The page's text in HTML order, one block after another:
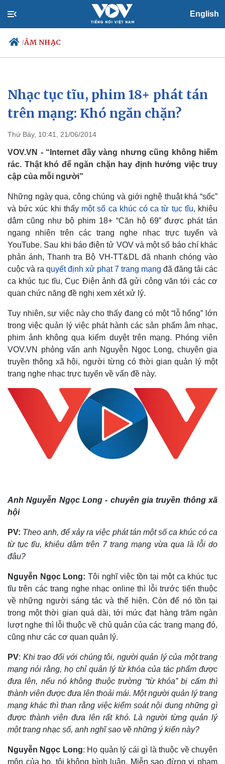
English
/ÂM NHẠC
Chính trị
Đảng
Tổ chức nhân sự
Nhận diện sự thật
Xã hội
Tin 24h
Dự báo thời tiết
Việc làm
Biển đảo
Thế giới
Quan sát
Cuộc sống đó đây
Multimedia
Video
Infographic
Nhạc tục tĩu, phim 18+ phát tán
trên mạng: Khó ngăn chặn?
Thứ Bảy, 10:41, 21/06/2014
VOV.VN - “Internet đầy vàng nhưng cũng không hiếm
rác. Thật khó để ngăn chặn hay định hướng việc truy
cập của mỗi người”
Những ngày qua, công chúng và giới nghệ thuật khá “sốc”
và bức xúc khi thấy một số ca khúc có ca từ tục tĩu, khiêu
dâm cũng như bộ phim 18+ “Căn hộ 69” được phát tán
ngang nhiên trên các trang nghe nhạc trực tuyến và
YouTube. Sau khi báo điện tử VOV và một số báo chí khác
phản ánh, Thanh tra Bộ VH-TT&DL đã nhanh chóng vào
cuộc và ra quyết định xử phạt 7 trang mạng đã đăng tải các
ca khúc tục tĩu, Cục Điện ảnh đã gửi công văn tới các cơ
quan chức năng đề nghị xem xét xử lý.
Tuy nhiên, sự việc này cho thấy đang có một “lỗ hổng” lớn
trong việc quản lý việc phát hành các sản phẩm âm nhạc,
phim ảnh không qua kiểm duyệt trên mạng. Phóng viên
VOV.VN phỏng vấn anh Nguyễn Ngọc Long, chuyên gia
truyền thông xã hội, người từng có thời gian quản lý một
trang nghe nhạc trực tuyến về vấn đề này.
Anh Nguyễn Ngọc Long - chuyên gia truyền thông xã
hội
PV: Theo anh, để xảy ra việc phát tán một số ca khúc có ca
từ tục tĩu, khiêu dâm trên 7 trang mạng vừa qua là lỗi do
đâu?
Nguyễn Ngọc Long: Tôi nghĩ việc tồn tại một ca khúc tục
tĩu trên các trang nghe nhạc online thì lỗi trước tiến thuộc
về những người sáng tác và thể hiện. Còn để nó tồn tại
trong một thời gian quá dài, tới mức đạt hàng trăm ngàn
lượt nghe thì lỗi thuộc về chủ quản của các trang mạng đó,
cũng như các cơ quan quản lý.
PV: Khi trao đổi với chúng tôi, người quản lý của một trang
mạng nói rằng, họ chỉ quản lý từ khóa của tác phẩm được
đưa lên, nếu nó không thuộc trường “từ khóa” bị cấm thì
thành viên được đưa lên thoải mái. Một người quản lý trang
mạng khác thì than rằng việc kiểm soát nội dung những gì
được thành viên đưa lên rất khó. Là người từng quản lý
một trang nhạc số, anh nghĩ sao về những ý kiến này?
Nguyễn Ngọc Long: Họ quản lý cái gì là thuộc về chuyên
môn của họ, tôi không bình luận. Miễn sao đừng vi phạm